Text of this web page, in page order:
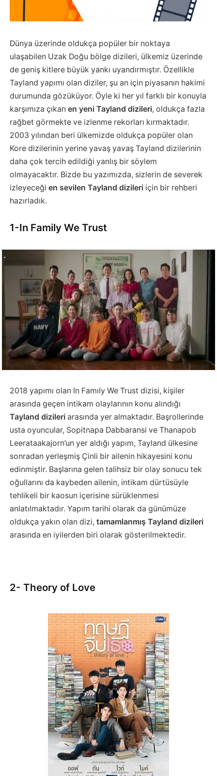
Dünya üzerinde oldukça popüler bir noktaya
ulaşabilen Uzak Doğu bölge dizileri, ülkemiz üzerinde
de geniş kitlere büyük yankı uyandırmıştır. Özellikle
Tayland yapımı olan diziler, şu an için piyasanın hakimi
durumunda gözüküyor. Öyle ki her yıl farklı bir konuyla
karşımıza çıkan en yeni Tayland dizileri, oldukça fazla
rağbet görmekte ve izlenme rekorları kırmaktadır.
2003 yılından beri ülkemizde oldukça popüler olan
Kore dizilerinin yerine yavaş yavaş Tayland dizilerinin
daha çok tercih edildiği yanlış bir söylem
olmayacaktır. Bizde bu yazımızda, sizlerin de severek
izleyeceği en sevilen Tayland dizileri için bir rehberi
hazırladık.
1-In Family We Trust
2018 yapımı olan In Famıly We Trust dizisi, kişiler
arasında geçen intikam olaylarının konu alındığı
Tayland dizileri arasında yer almaktadır. Başrollerinde
usta oyuncular, Sopitnapa Dabbaransi ve Thanapob
Leerataakajorn’un yer aldığı yapım, Tayland ülkesine
sonradan yerleşmiş Çinli bir ailenin hikayesini konu
edinmiştir. Başlarına gelen talihsiz bir olay sonucu tek
oğullarını da kaybeden ailenin, intikam dürtüsüyle
tehlikeli bir kaosun içerisine sürüklenmesi
anlatılmaktadır. Yapım tarihi olarak da günümüze
oldukça yakın olan dizi, tamamlanmış Tayland dizileri
arasında en iyilerden biri olarak gösterilmektedir.
2- Theory of Love